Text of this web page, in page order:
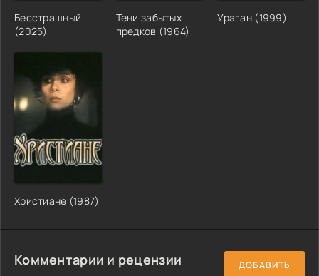
Бесстрашный
(2025)
Тени забытых
предков (1964)
Ураган (1999)
Христиане (1987)
Комментарии и рецензии ДОБАВИТЬ